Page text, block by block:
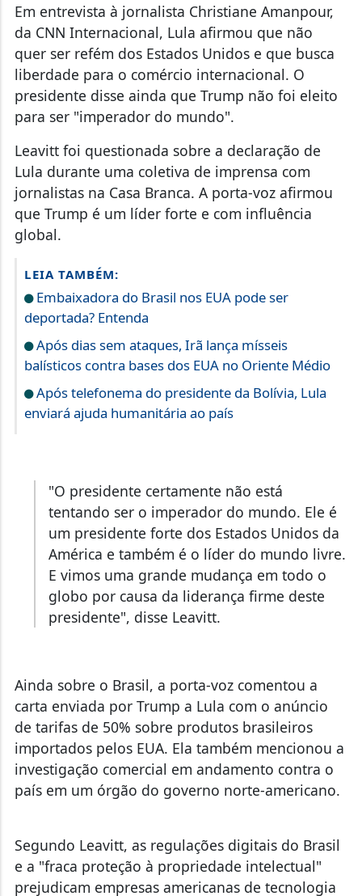
Em entrevista à jornalista Christiane Amanpour,
da CNN Internacional, Lula afirmou que não
quer ser refém dos Estados Unidos e que busca
liberdade para o comércio internacional. O
presidente disse ainda que Trump não foi eleito
para ser "imperador do mundo".
Leavitt foi questionada sobre a declaração de
Lula durante uma coletiva de imprensa com
jornalistas na Casa Branca. A porta-voz afirmou
que Trump é um líder forte e com influência
global.
LEIA TAMBÉM:
Embaixadora do Brasil nos EUA pode ser
deportada? Entenda
Após dias sem ataques, Irã lança mísseis
balísticos contra bases dos EUA no Oriente Médio
Após telefonema do presidente da Bolívia, Lula
enviará ajuda humanitária ao país
"O presidente certamente não está
tentando ser o imperador do mundo. Ele é
um presidente forte dos Estados Unidos da
América e também é o líder do mundo livre.
E vimos uma grande mudança em todo o
globo por causa da liderança firme deste
presidente", disse Leavitt.
Ainda sobre o Brasil, a porta-voz comentou a
carta enviada por Trump a Lula com o anúncio
de tarifas de 50% sobre produtos brasileiros
importados pelos EUA. Ela também mencionou a
investigação comercial em andamento contra o
país em um órgão do governo norte-americano.
Segundo Leavitt, as regulações digitais do Brasil
e a "fraca proteção à propriedade intelectual"
prejudicam empresas americanas de tecnologia